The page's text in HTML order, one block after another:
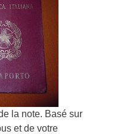
la note. Basé sur
et de votre